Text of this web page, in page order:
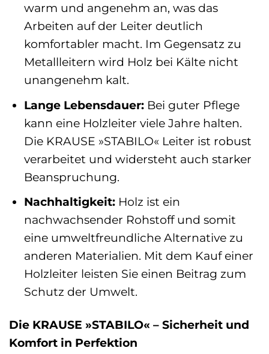
warm und angenehm an, was das
Arbeiten auf der Leiter deutlich
komfortabler macht. Im Gegensatz zu
Metallleitern wird Holz bei Kälte nicht
unangenehm kalt.
Lange Lebensdauer:Bei guter Pflege
kann eine Holzleiter viele Jahre halten.
Die KRAUSE »STABILO« Leiter ist robust
verarbeitet und widersteht auch starker
Beanspruchung.
Nachhaltigkeit:Holz ist ein
nachwachsender Rohstoff und somit
eine umweltfreundliche Alternative zu
anderen Materialien. Mit dem Kauf einer
Holzleiter leisten Sie einen Beitrag zum
Schutz der Umwelt.
Die KRAUSE »STABILO« – Sicherheit und
Komfort in Perfektion